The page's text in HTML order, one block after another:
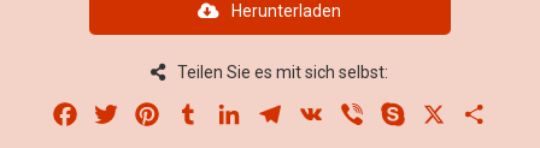
Herunterladen
Teilen Sie es mit sich selbst:
Facebook
Twitter PinterestTumblrLinkedInTelegram
VK Viber Skype